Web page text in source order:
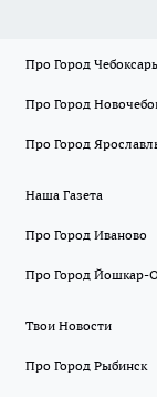
Про Город
Про Город
Про Город
Наша Газета
Про Город Иваново
Про Город Йошкар-
Твои Новости
Про Город Рыбинск